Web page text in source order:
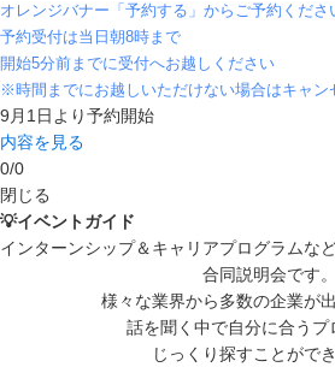
オレンジバナー「予約する」からご予約くださ
予約受付は当日朝8時まで
開始5分前までに受付へお越しください
※時間までにお越しいただけない場合はキャン
9月1日より予約開始
内容を見る
0/0
閉じる
💡イベントガイド
インターンシップ＆キャリアプログラムな
合同説明会です。
様々な業界から多数の企業が
話を聞く中で自分に合うプ
じっくり探すことができ